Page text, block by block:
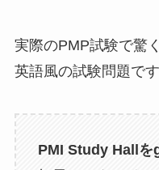
実際のPMP試験で驚
英語風の試験問題です
PMI Study Hallを